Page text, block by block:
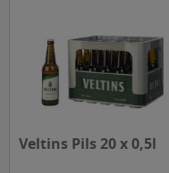
Veltins Pils 20 x 0,5l